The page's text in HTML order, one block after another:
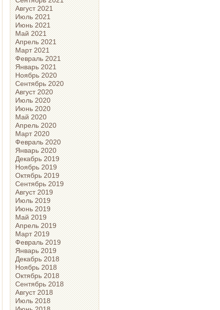
Август 2021
Июль 2021
Июнь 2021
Май 2021
Апрель 2021
Март 2021
Февраль 2021
Январь 2021
Ноябрь 2020
Сентябрь 2020
Август 2020
Июль 2020
Июнь 2020
Май 2020
Апрель 2020
Март 2020
Февраль 2020
Январь 2020
Декабрь 2019
Ноябрь 2019
Октябрь 2019
Сентябрь 2019
Август 2019
Июль 2019
Июнь 2019
Май 2019
Апрель 2019
Март 2019
Февраль 2019
Январь 2019
Декабрь 2018
Ноябрь 2018
Октябрь 2018
Сентябрь 2018
Август 2018
Июль 2018